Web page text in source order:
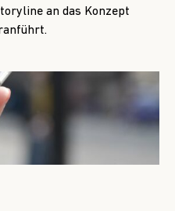
an das Konzept